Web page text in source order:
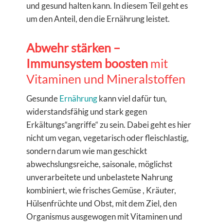
und gesund halten kann. In diesem Teil geht es
um den Anteil, den die Ernährung leistet.
Abwehr stärken –
Immunsystem boosten mit
Vitaminen und Mineralstoffen
GesundeErnährungkann viel dafür tun,
widerstandsfähig und stark gegen
Erkältungs“angriffe“ zu sein. Dabei geht es hier
nicht um vegan, vegetarisch oder fleischlastig,
sondern darum wie man geschickt
abwechslungsreiche, saisonale, möglichst
unverarbeitete und unbelastete Nahrung
kombiniert, wie frisches Gemüse , Kräuter,
Hülsenfrüchte und Obst, mit dem Ziel, den
Organismus ausgewogen mit Vitaminen und